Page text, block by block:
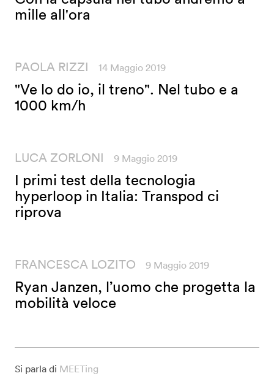
mille all'ora
PAOLA RIZZI 14 Maggio 2019
"Ve lo do io, il treno". Nel tubo e a
1000 km/h
LUCA ZORLONI 9 Maggio 2019
I primi test della tecnologia
hyperloop in Italia: Transpod ci
riprova
FRANCESCA LOZITO 9 Maggio 2019
Ryan Janzen, l’uomo che progetta la
mobilità veloce
Si parla di MEETing